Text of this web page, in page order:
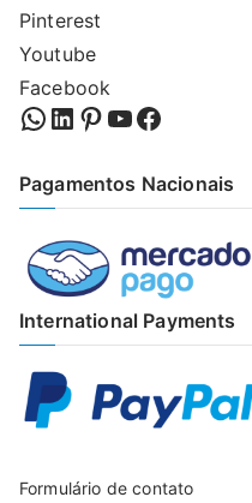
Pinterest
Youtube
Facebook
WhatsApp
LinkedIn
Pinterest
YouTube
Facebook
Pagamentos Nacionais
International Payments
Formulário de contato